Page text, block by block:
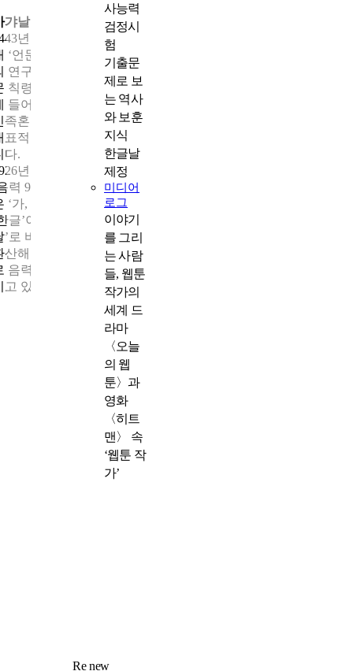
사능력
검정시
험
기출문
제로 보
는 역사
와 보훈
지식
한글날
제정
미디어
로그
이야기
를 그리
는 사람
들, 웹툰
작가의
세계 드
라마
〈오늘
의 웹
툰〉과
영화
〈히트
맨〉 속
‘웹툰 작
가’
Re new
갸날의 시작, 한글날의 뿌리
년 세종대왕이 창제해 1446년 반포된 훈민정음은 조선시대
‘언문’이라 불리며 천대받았습니다. 그러나 조선 후기 실학자들
연구와 1894년 고종의「
칙령
선포를 거치며 서서히 위상이 달라졌습니다. 일제강점
들어서자 국어 학자들과 지식인들은 말과 글을 지키는 것이 곧
족혼을 지키는 길이라 믿고 우리 말 연구 단체를 조직했습니다.
표적인 단체가 1921년 12월 창립된 조선어연구회(현 한글학회)
다.
년 조선어연구회는 훈민정음 반포 480주년을 기념해 11월 4
력 9월 29일)을 ‘가갸날’로 선포하고 기념식을 열었습니다. 이
‘가, 갸, 거, 겨’ 식으로 한글을 배우는 방식에서 유래했으며, 이
글’이라는 명칭도 처음 제안됐습니다. 1928년 ‘가갸날’은 ‘한글
’로 바뀌었고, 1934년부터는 음력 9월 29일을 양력 10월 28일로
산해 기념했습니다. 광복 이후에는 훈민정음 해례본 기록을 근
음력 9월 10일을 양력 10월 9일로 정해 오늘날의 한글날로 이어
고 있습니다.